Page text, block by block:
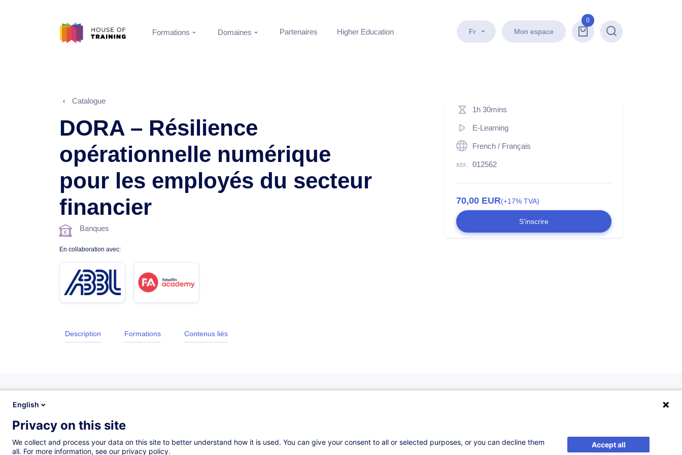
Fr Mon espace
0
Recherche
Formations Domaines Partenaires Higher Education
Catalogue
DORA – Résilience
opérationnelle numérique
pour les employés du secteur
financier
Banques
En collaboration avec:
Description Formations Contenus liés
1h 30mins
E-Learning
French / Français
012562
70,00 EUR(+17% TVA)
S'inscrire
Description
Introduction
English
Privacy on this site
We collect and process your data on this site to better understand how it is used. You can give your consent to all or selected purposes, or you can decline them
all. For more information, see our privacy policy.
Accept all